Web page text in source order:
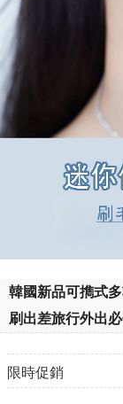
韓國新品可擕式
刷出差旅行外出
限時促銷